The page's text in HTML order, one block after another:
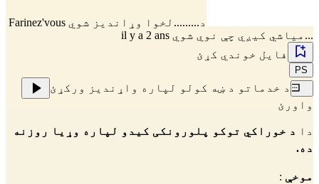
د.........لخوا وړاندیز شوي Farinez'vous
...میاشي کیږي چې نوي شوي il y a 2 ans
فایل خوندي کړئ
PS
د خدماتو د ښه کولو لپاره واړندیز ورکړئ
واورئ
دا د خوراکي توکو پلورونکی کیدو لپاره وړیا روزنه
ده.
موخې :